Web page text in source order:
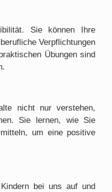
Sie können Ihre
Verpflichtungen
Übungen sind
nicht nur verstehen,
Sie lernen, wie Sie
um eine positive
bei uns auf und